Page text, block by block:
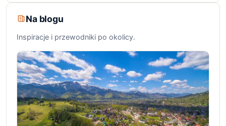
Na blogu
Inspiracje i przewodniki po okolicy.